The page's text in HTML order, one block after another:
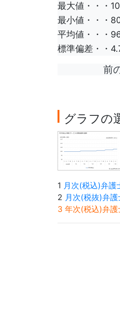
最大値・・・
最小値・・・
平均値・・・
標準偏差・・
前
グラフの
1 月次(税込)弁護
2 月次(税抜)弁
3 年次(税込)弁